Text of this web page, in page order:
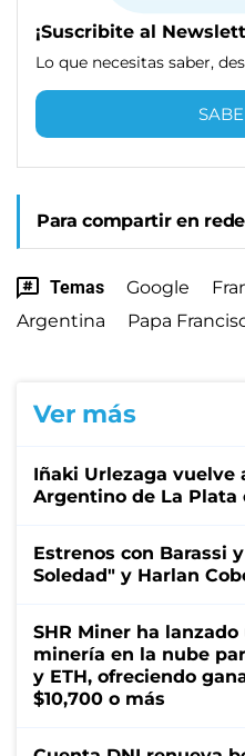
¡Suscribite al
Lo que necesitas saber,
Para compartir en
Temas Google
Argentina
Papa
Ver más
Iñaki Urlezaga vuelve
Argentino de La Plata
Estrenos con Barassi
Soledad" y Harlan
SHR Miner ha
minería en la nube
y ETH, ofreciendo
$10,700 o más